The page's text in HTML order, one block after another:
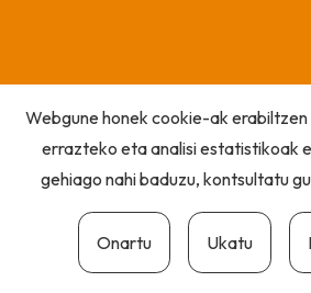
Webgune honek cookie-ak
errazteko eta analisi estatistikoak
gehiago nahi baduzu, kontsultatu
Onartu Ukatu